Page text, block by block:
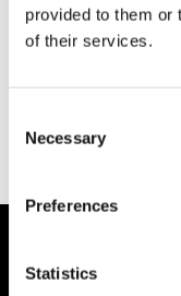
provided to them or
of their services.
Selection
Necessary
Preferences
Statistics